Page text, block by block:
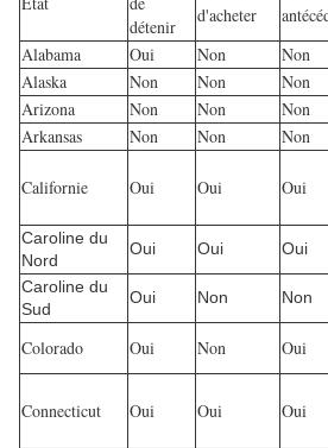
détenir
d'acheter
Alabama
Oui Non Non
Alaska
Non Non Non
Arizona
Non Non Non
Arkansas
Non Non Non
Californie Oui Oui Oui
Caroline du
Nord
Oui Oui Oui
Caroline du
Sud
Oui Non Non
Colorado Oui Non Oui
Connecticut Oui Oui Oui